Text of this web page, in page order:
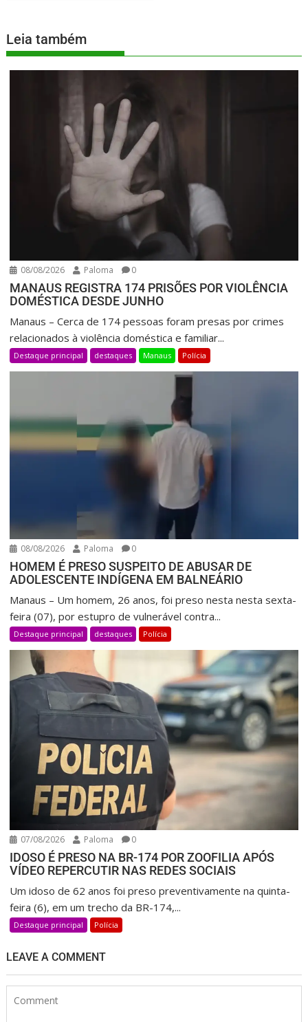
Leia também
08/08/2026 Paloma 0
MANAUS REGISTRA 174 PRISÕES POR VIOLÊNCIA
DOMÉSTICA DESDE JUNHO
Manaus – Cerca de 174 pessoas foram presas por crimes
relacionados à violência doméstica e familiar...
Destaque principal destaques Manaus Polícia
08/08/2026 Paloma 0
HOMEM É PRESO SUSPEITO DE ABUSAR DE
ADOLESCENTE INDÍGENA EM BALNEÁRIO
Manaus – Um homem, 26 anos, foi preso nesta nesta sexta-
feira (07), por estupro de vulnerável contra...
Destaque principal destaques Polícia
07/08/2026 Paloma 0
IDOSO É PRESO NA BR-174 POR ZOOFILIA APÓS
VÍDEO REPERCUTIR NAS REDES SOCIAIS
Um idoso de 62 anos foi preso preventivamente na quinta-
feira (6), em um trecho da BR-174,...
Destaque principal Polícia
LEAVE A COMMENT